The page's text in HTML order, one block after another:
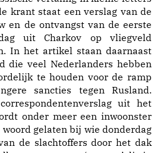
krant staat een verslag van de
en de ontvangst van de eerste
uit Charkov op vliegveld
In het artikel staan daarnaast
die veel Nederlanders hebben
te houden voor de ramp
sancties tegen Rusland.
uit het
onder meer een inwoonster
gelaten bij wie donderdag
de slachtoffers door het dak